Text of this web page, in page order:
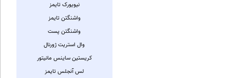
نيويورک تايمز
واشنگتن تايمز
واشنگتن پست
وال استريت ژورنال
کریستین ساینس مانیتور
لس آنجلس تایمز